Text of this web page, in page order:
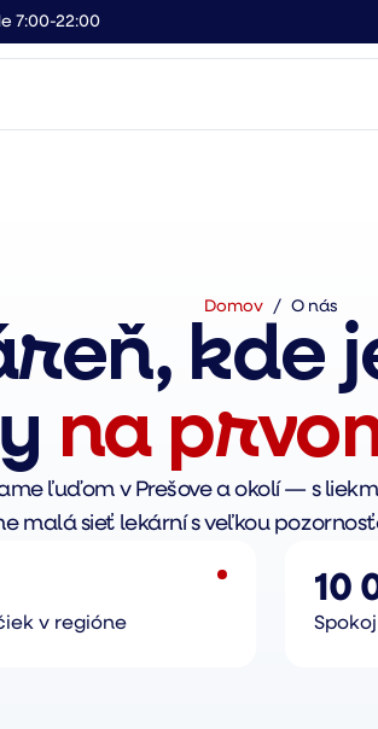
7:00-22:00
Domov / O nás
kde
na
ľuďom v Prešove a okolí — s
malá sieť lekární s veľkou
v regióne
10